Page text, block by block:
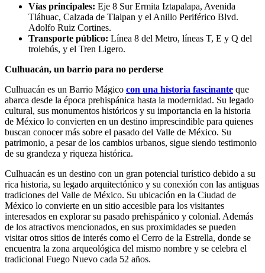
Vías principales: Eje 8 Sur Ermita Iztapalapa, Avenida
Tláhuac, Calzada de Tlalpan y el Anillo Periférico Blvd.
Adolfo Ruiz Cortines.
Transporte público: Línea 8 del Metro, líneas T, E y Q del
trolebús, y el Tren Ligero.
Culhuacán, un barrio para no perderse
Culhuacán es un Barrio Mágico con una historia fascinante que
abarca desde la época prehispánica hasta la modernidad. Su legado
cultural, sus monumentos históricos y su importancia en la historia
de México lo convierten en un destino imprescindible para quienes
buscan conocer más sobre el pasado del Valle de México. Su
patrimonio, a pesar de los cambios urbanos, sigue siendo testimonio
de su grandeza y riqueza histórica.
Culhuacán es un destino con un gran potencial turístico debido a su
rica historia, su legado arquitectónico y su conexión con las antiguas
tradiciones del Valle de México. Su ubicación en la Ciudad de
México lo convierte en un sitio accesible para los visitantes
interesados en explorar su pasado prehispánico y colonial. Además
de los atractivos mencionados, en sus proximidades se pueden
visitar otros sitios de interés como el Cerro de la Estrella, donde se
encuentra la zona arqueológica del mismo nombre y se celebra el
tradicional Fuego Nuevo cada 52 años.